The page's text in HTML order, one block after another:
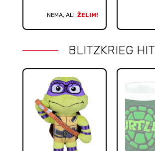
NEMA, ALI ŽELIM!
BLITZKRIEG HIT